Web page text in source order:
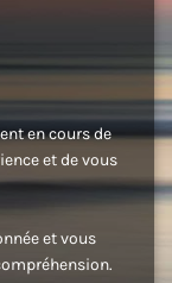
en cours de
et de vous
et vous